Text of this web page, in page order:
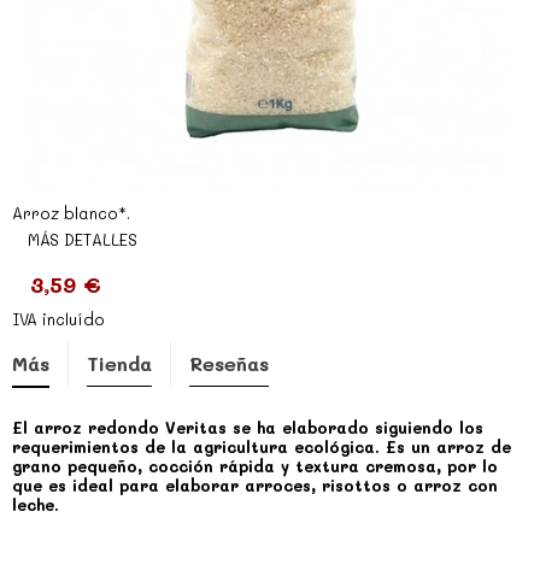
Arroz blanco*.
MÁS DETALLES
3,59 €
IVA incluído
Más Tienda Reseñas
El arroz redondo Veritas se ha elaborado siguiendo los
requerimientos de la agricultura ecológica. Es un arroz de
grano pequeño, cocción rápida y textura cremosa, por lo
que es ideal para elaborar arroces, risottos o arroz con
leche.